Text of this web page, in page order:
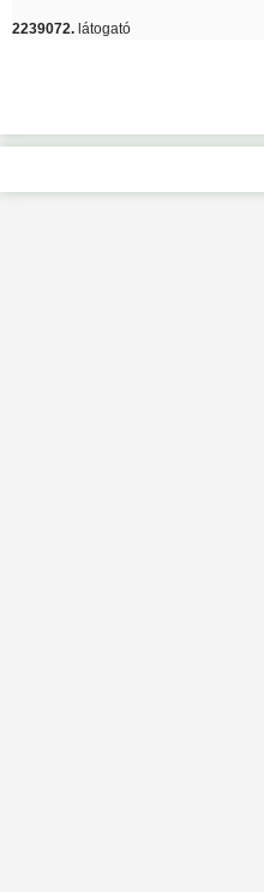
2239072. látogató